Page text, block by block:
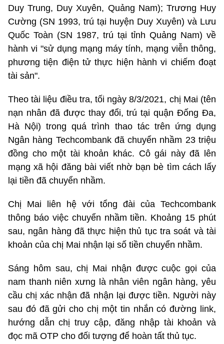
Duy Trung, Duy Xuyên, Quảng Nam); Trương Huy
Cường (SN 1993, trú tại huyện Duy Xuyên) và Lưu
Quốc Toàn (SN 1987, trú tại tỉnh Quảng Nam) về
hành vi "sử dụng mạng máy tính, mạng viễn thông,
phương tiện điện tử thực hiện hành vi chiếm đoạt
tài sản".
Theo tài liệu điều tra, tối ngày 8/3/2021, chị Mai (tên
nạn nhân đã được thay đổi, trú tại quận Đống Đa,
Hà Nội) trong quá trình thao tác trên ứng dụng
Ngân hàng Techcombank đã chuyển nhầm 23 triệu
đồng cho một tài khoản khác. Cô gái này đã lên
mạng xã hội đăng bài viết nhờ bạn bè tìm cách lấy
lại tiền đã chuyển nhầm.
Chị Mai liên hệ với tổng đài của Techcombank
thông báo việc chuyển nhầm tiền. Khoảng 15 phút
sau, ngân hàng đã thực hiện thủ tục tra soát và tài
khoản của chị Mai nhận lại số tiền chuyển nhầm.
Sáng hôm sau, chị Mai nhận được cuộc gọi của
nam thanh niên xưng là nhân viên ngân hàng, yêu
cầu chị xác nhận đã nhận lại được tiền. Người này
sau đó đã gửi cho chị một tin nhắn có đường link,
hướng dẫn chị truy cập, đăng nhập tài khoản và
đọc mã OTP cho đối tượng để hoàn tất thủ tục.